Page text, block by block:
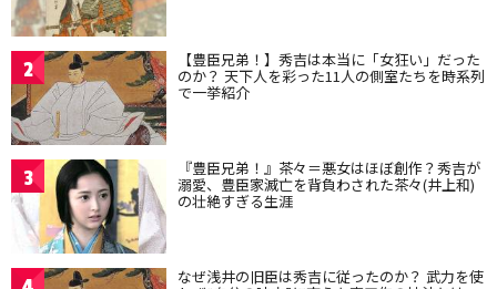
2 【豊臣兄弟！】秀吉は本当に「女狂い」だった
のか？ 天下人を彩った11人の側室たちを時系列
で一挙紹介
3 『豊臣兄弟！』茶々＝悪女はほぼ創作？秀吉が
溺愛、豊臣家滅亡を背負わされた茶々(井上和)
の壮絶すぎる生涯
なぜ浅井の旧臣は秀吉に従ったのか？ 武力を使